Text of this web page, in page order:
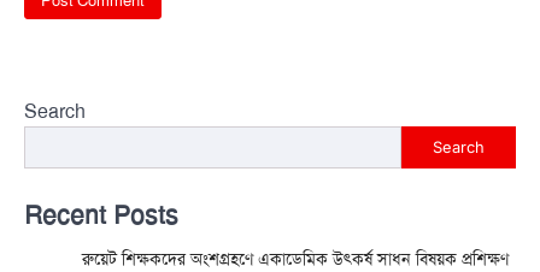
Search
Search
Recent Posts
রুয়েট শিক্ষকদের অংশগ্রহণে একাডেমিক উৎকর্ষ সাধন বিষয়ক প্রশিক্ষণ